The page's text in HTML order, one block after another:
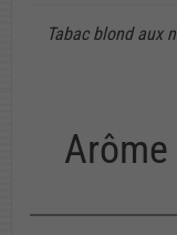
Tabac blond aux